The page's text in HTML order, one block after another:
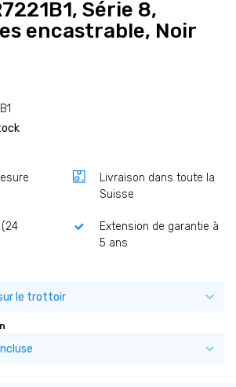
Série 8,
encastrable, Noir
Livraison dans toute la
Suisse
Extension de garantie à
5 ans